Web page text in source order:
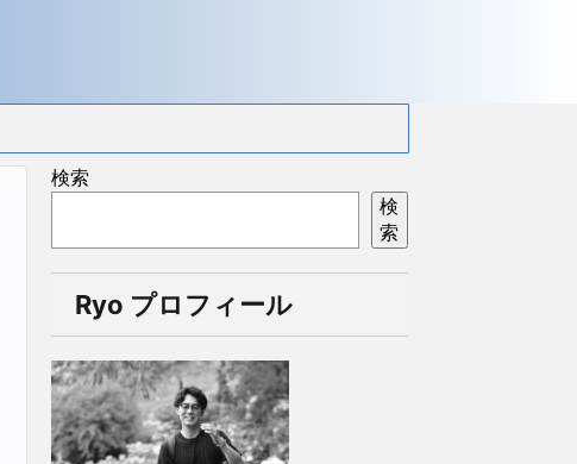
検索
検
索
Ryo プロフィール